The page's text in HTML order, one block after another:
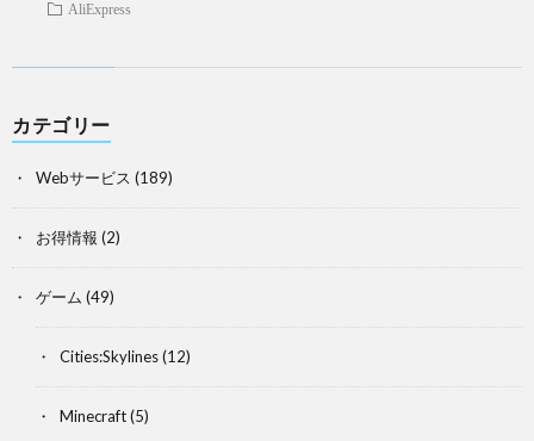
AliExpress
カテゴリー
Webサービス (189)
お得情報 (2)
ゲーム (49)
Cities:Skylines(12)
Minecraft(5)